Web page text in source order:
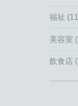
福祉
美容室
飲食店